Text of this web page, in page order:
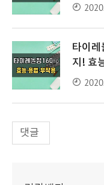
타이
지! 효
댓글